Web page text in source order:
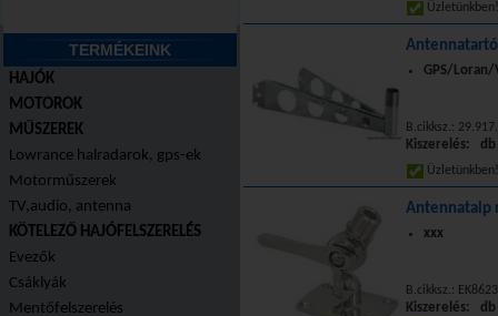
TERMÉKEINK
HAJÓK
MOTOROK
MŰSZEREK
Lowrance halradarok, gps-ek
Motorműszerek
TV,audio, antenna
KÖTELEZŐ HAJÓFELSZERELÉS
Evezők
Csáklyák
Mentőfelszerelés
GPS/
B.cikksz.:
Kiszerelés: db
Antennatalp
xxx
B.cikksz.:
Kiszerelés: db